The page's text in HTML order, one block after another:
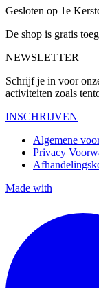
Gesloten op 1e
De shop is gratis
NEWSLETTER
Schrijf je in voor
activiteiten zoals
INSCHRIJVEN
Algemene
Privacy
Made with